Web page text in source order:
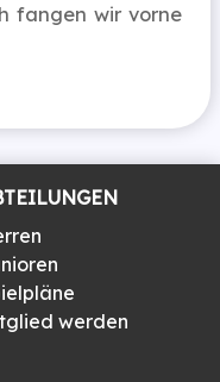
fangen wir vorne
werden